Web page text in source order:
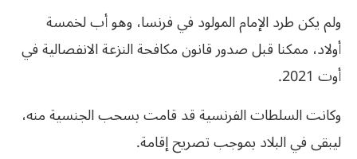
ولم يكن طرد الإمام المولود في فرنسا، وهو أب لخمسة
أولاد، ممكنا قبل صدور قانون مكافحة النزعة الانفصالية في
أوت 2021.
وكانت السلطات الفرنسية قد قامت بسحب الجنسية منه،
ليبقى في البلاد بموجب تصريح إقامة.